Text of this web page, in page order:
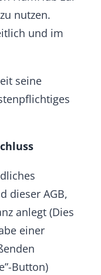
AGB,
(Dies
ist
von
werden